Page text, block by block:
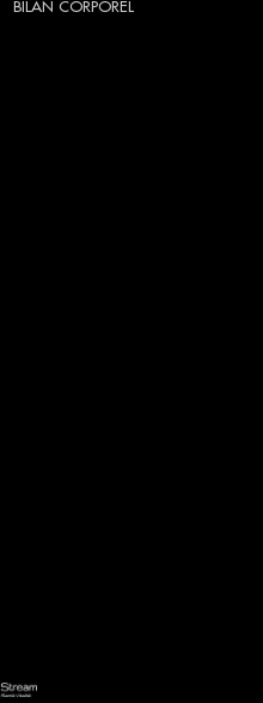
BILAN CORPOREL